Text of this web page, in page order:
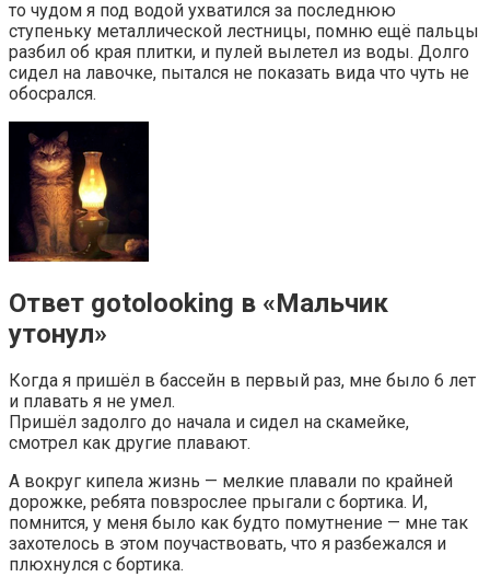
то чудом я под водой ухватился за последнюю
ступеньку металлической лестницы, помню ещё пальцы
разбил об края плитки, и пулей вылетел из воды. Долго
сидел на лавочке, пытался не показать вида что чуть не
обосрался.
Ответ gotolooking в «Мальчик
утонул»⁠ ⁠
Когда я пришёл в бассейн в первый раз, мне было 6 лет
и плавать я не умел.
Пришёл задолго до начала и сидел на скамейке,
смотрел как другие плавают.
А вокруг кипела жизнь — мелкие плавали по крайней
дорожке, ребята повзрослее прыгали с бортика. И,
помнится, у меня было как будто помутнение — мне так
захотелось в этом поучаствовать, что я разбежался и
плюхнулся с бортика.